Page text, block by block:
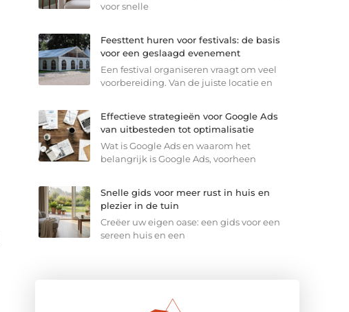
voor snelle
Feesttent huren voor festivals: de basis
voor een geslaagd evenement
Een festival organiseren vraagt om veel
voorbereiding. Van de juiste locatie en
Effectieve strategieën voor Google Ads
van uitbesteden tot optimalisatie
Wat is Google Ads en waarom het
belangrijk is Google Ads, voorheen
Snelle gids voor meer rust in huis en
plezier in de tuin
Creëer uw eigen oase: een gids voor een
sereen huis en een